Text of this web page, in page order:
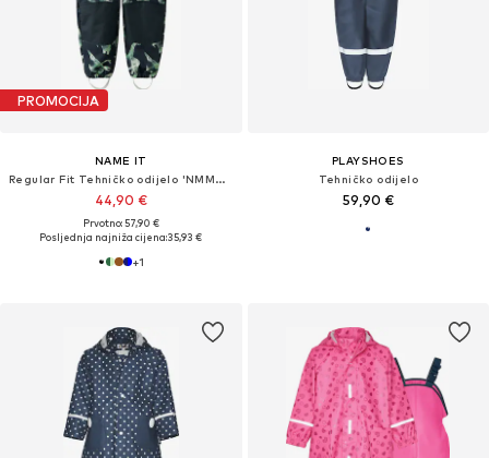
PROMOCIJA
NAME IT
Regular Fit Tehničko odijelo 'NMMAlfa08'
44,90 €
Prvotno: 57,90 €
Posljednja najniža cijena:35,93 €
+1
PLAYSHOES
Tehničko odijelo
59,90 €